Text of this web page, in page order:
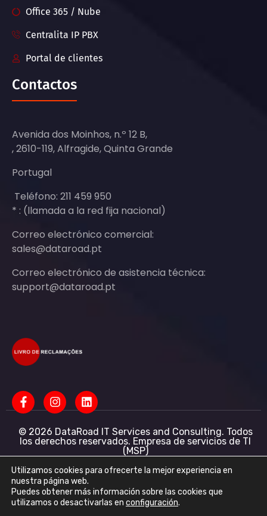
Office 365 / Nube
Centralita IP PBX
Portal de clientes
Contactos
Avenida dos Moinhos, n.º 12 B,
, 2610-119, Alfragide, Quinta Grande
Portugal
Teléfono: 211 459 950
* : (llamada a la red fija nacional)
Correo electrónico comercial:
sales@dataroad.pt
Correo electrónico de asistencia técnica:
support@dataroad.pt
© 2026 DataRoad IT Services and Consulting. Todos
los derechos reservados. Empresa de servicios de TI
(MSP)
Servicios informáticos - Asistencia informática -
Redes informáticas para empresas - Soporte
informático empresarial
DataRoad IT Services and Consulting LDA NIF:
513368078 - CAE: 62201-R4 - Capital social: 50 001,00
Utilizamos cookies para ofrecerte la mejor experiencia en
nuestra página web.
Puedes obtener más información sobre las cookies que
utilizamos o desactivarlas en configuración.